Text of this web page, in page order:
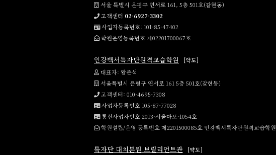
서울 특별시 은평구 연서로 161, 5층 501호(갈현동)
고객센터 02-6927-3302
사업자등록번호: 101-85-47402
학원운영등록번호 제02201700067호
인강백서특자단원격교습학원
[약도]
대표자: 왕준석
서울특별시 은평구 연서로 161 5층 501호(갈현동)
고객센터: 010-4695-7308
사업자등록번호 105-87-77028
통신사업자번호 2013-서울마포-1054호
학원설립/운영 등록번호 제2201500085호 인강백서특자단원격교습학원
특자단 대치본원 브릴리언트관
[약도]